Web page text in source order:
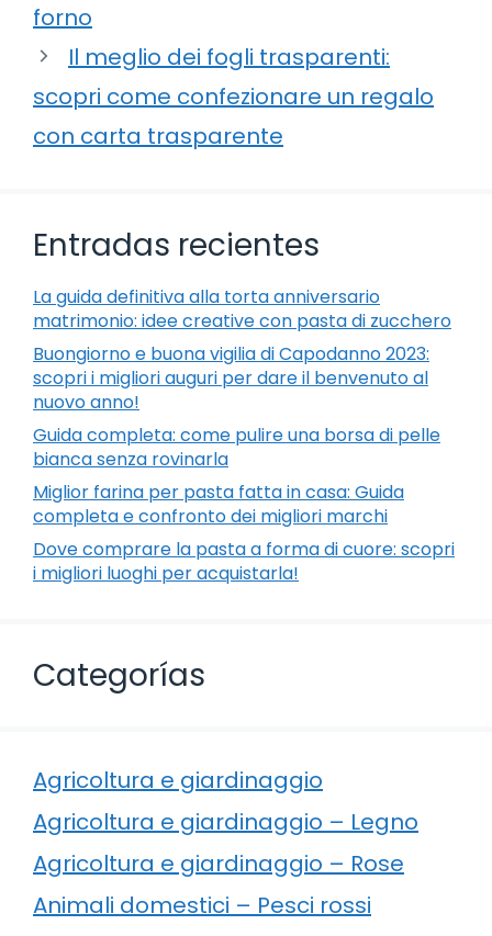
forno
Il meglio dei fogli trasparenti:
scopri come confezionare un regalo
con carta trasparente
Entradas recientes
La guida definitiva alla torta anniversario
matrimonio: idee creative con pasta di zucchero
Buongiorno e buona vigilia di Capodanno 2023:
scopri i migliori auguri per dare il benvenuto al
nuovo anno!
Guida completa: come pulire una borsa di pelle
bianca senza rovinarla
Miglior farina per pasta fatta in casa: Guida
completa e confronto dei migliori marchi
Dove comprare la pasta a forma di cuore: scopri
i migliori luoghi per acquistarla!
Categorías
Agricoltura e giardinaggio
Agricoltura e giardinaggio – Legno
Agricoltura e giardinaggio – Rose
Animali domestici – Pesci rossi